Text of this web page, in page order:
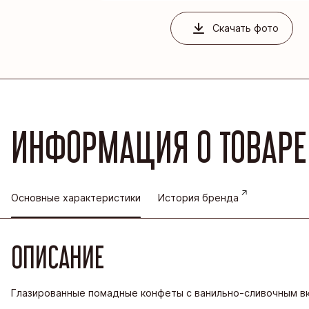
Скачать фото
ИНФОРМАЦИЯ О ТОВАРЕ
Основные характеристики История бренда
ОПИСАНИЕ
Глазированные помадные конфеты с ванильно-сливочным